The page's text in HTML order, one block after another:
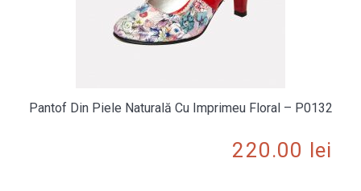
Pantof Din Piele Naturală Cu Imprimeu Floral – P0132
220.00 lei